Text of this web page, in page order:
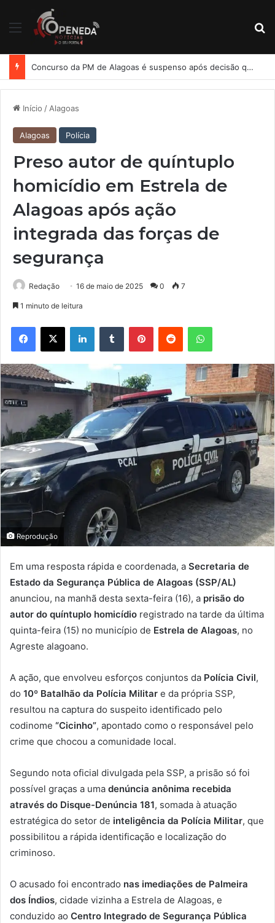
Menu
Concurso da PM de Alagoas é suspenso após decisão que determina reserva de vagas para PCD
Início / Alagoas
Alagoas Polícia
Preso autor de quíntuplo
homicídio em Estrela de
Alagoas após ação
integrada das forças de
segurança
Redação 16 de maio de 2025 0 7
1 minuto de leitura
Facebook
X LinkedinTumblr PinterestReddit WhatsApp
Reprodução
Em uma resposta rápida e coordenada, a Secretaria de
Estado da Segurança Pública de Alagoas (SSP/AL)
anunciou, na manhã desta sexta-feira (16), a prisão do
autor do quíntuplo homicídio registrado na tarde da última
quinta-feira (15) no município de Estrela de Alagoas, no
Agreste alagoano.
A ação, que envolveu esforços conjuntos da Polícia Civil,
do 10º Batalhão da Polícia Militar e da própria SSP,
resultou na captura do suspeito identificado pelo
codinome “Cicinho”, apontado como o responsável pelo
crime que chocou a comunidade local.
Segundo nota oficial divulgada pela SSP, a prisão só foi
possível graças a uma denúncia anônima recebida
através do Disque-Denúncia 181, somada à atuação
estratégica do setor de inteligência da Polícia Militar, que
possibilitou a rápida identificação e localização do
criminoso.
O acusado foi encontrado nas imediações de Palmeira
dos Índios, cidade vizinha a Estrela de Alagoas, e
conduzido ao Centro Integrado de Segurança Pública